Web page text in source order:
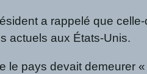
a rappelé que celle-
actuels aux États-Unis.
le pays devait demeurer